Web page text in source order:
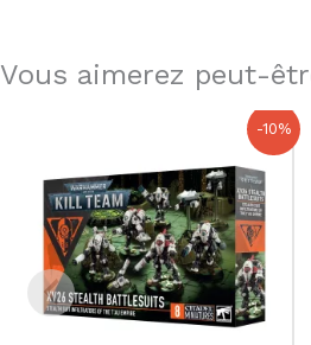
Vous aimerez peut-
-10%
était :
55,00 €.
actuel
est :
49,50 €.